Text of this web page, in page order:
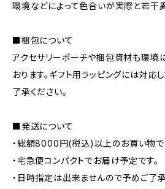
環境などによって色合いが実際と若干
■梱包について
アクセサリーポーチや梱包資材も環境
おります。ギフト用ラッピングには対応
了承ください。
■発送について
・総額8000円(税込)以上のお買い物で
・宅急便コンパクトでお届け予定です。
・日時指定は出来ませんので予めご了承